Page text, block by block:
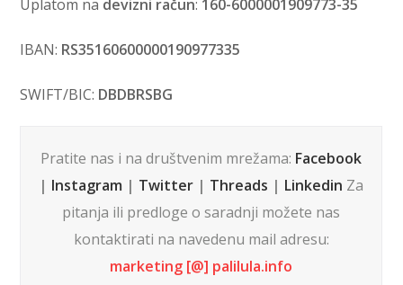
Uplatom na devizni račun: 160-6000001909773-35
IBAN: RS35160600000190977335
SWIFT/BIC: DBDBRSBG
Pratite nas i na društvenim mrežama: Facebook
| Instagram | Twitter | Threads | Linkedin Za
pitanja ili predloge o saradnji možete nas
kontaktirati na navedenu mail adresu:
marketing [@] palilula.info